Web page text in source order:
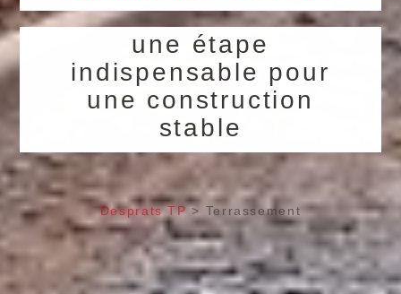
une étape
indispensable pour
une construction
stable
Desprats TP> Terrassement